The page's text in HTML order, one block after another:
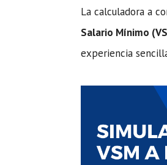
La calculadora a
Salario Mínimo
experiencia